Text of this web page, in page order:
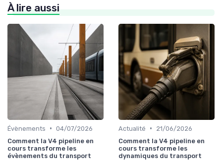
À lire aussi
Évènements • 04/07/2026
Comment la V4 pipeline en
cours transforme les
évènements du transport
Actualité •
21/06/2026
Comment la V4 pipeline en
cours transforme les
dynamiques du transport